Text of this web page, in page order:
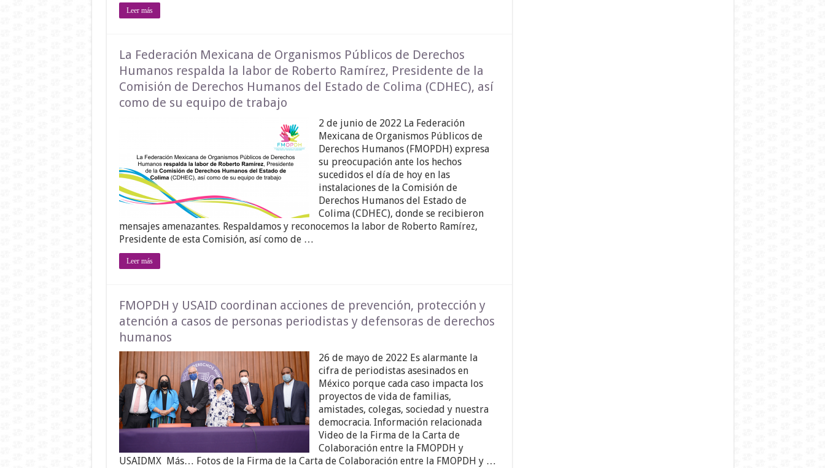
Leer más
La Federación Mexicana de Organismos Públicos de Derechos
Humanos respalda la labor de Roberto Ramírez, Presidente de la
Comisión de Derechos Humanos del Estado de Colima (CDHEC), así
como de su equipo de trabajo
2 de junio de 2022 La Federación
Mexicana de Organismos Públicos de
Derechos Humanos (FMOPDH) expresa
su preocupación ante los hechos
sucedidos el día de hoy en las
instalaciones de la Comisión de
Derechos Humanos del Estado de
Colima (CDHEC), donde se recibieron
mensajes amenazantes. Respaldamos y reconocemos la labor de Roberto Ramírez,
Presidente de esta Comisión, así como de …
Leer más
FMOPDH y USAID coordinan acciones de prevención, protección y
atención a casos de personas periodistas y defensoras de derechos
humanos
26 de mayo de 2022 Es alarmante la
cifra de periodistas asesinados en
México porque cada caso impacta los
proyectos de vida de familias,
amistades, colegas, sociedad y nuestra
democracia. Información relacionada
Video de la Firma de la Carta de
Colaboración entre la FMOPDH y
USAIDMX Más… Fotos de la Firma de la Carta de Colaboración entre la FMOPDH y …